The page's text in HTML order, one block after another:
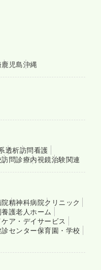
鹿児島沖縄
透析訪問看護
訪問診療内視鏡治験関連
精神科病院クリニック
護老人ホーム
ア・デイサービス
診センター保育園・学校